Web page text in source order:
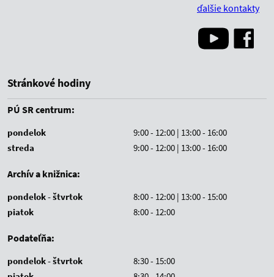
ďalšie kontakty
Stránkové hodiny
PÚ SR centrum:
pondelok
9:00 - 12:00 | 13:00 - 16:00
streda
9:00 - 12:00 | 13:00 - 16:00
Archív a knižnica:
pondelok - štvrtok
8:00 - 12:00 | 13:00 - 15:00
piatok
8:00 - 12:00
Podateľňa:
pondelok - štvrtok
8:30 - 15:00